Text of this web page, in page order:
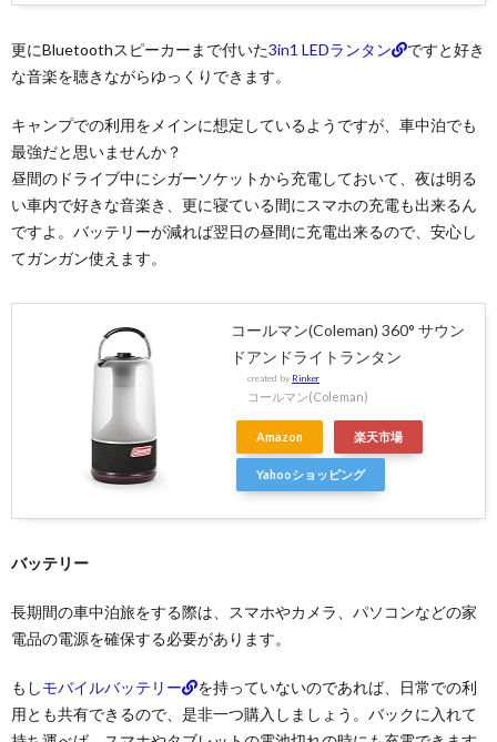
更にBluetoothスピーカーまで付いた3in1 LEDランタン
ですと好き
な音楽を聴きながらゆっくりできます。
キャンプでの利用をメインに想定しているようですが、車中泊でも
最強だと思いませんか？
昼間のドライブ中にシガーソケットから充電しておいて、夜は明る
い車内で好きな音楽き、更に寝ている間にスマホの充電も出来るん
ですよ。バッテリーが減れば翌日の昼間に充電出来るので、安心し
てガンガン使えます。
コールマン(Coleman) 360° サウン
ドアンドライトランタン
created by Rinker
コールマン(Coleman)
Amazon 楽天市場
Yahooショッピング
バッテリー
長期間の車中泊旅をする際は、スマホやカメラ、パソコンなどの家
電品の電源を確保する必要があります。
もしモバイルバッテリー
を持っていないのであれば、日常での利
用とも共有できるので、是非一つ購入しましょう。バックに入れて